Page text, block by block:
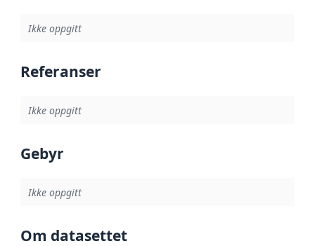
Ikke oppgitt
Referanser
Ikke oppgitt
Gebyr
Ikke oppgitt
Om datasettet